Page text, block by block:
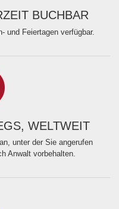
BUCHBAR
und Feiertagen verfügbar.
WELTWEIT
unter der Sie angerufen
Anwalt vorbehalten.